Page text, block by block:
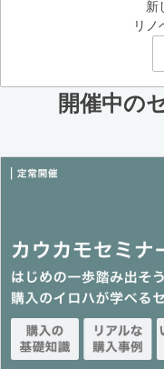
新
リノ
開催中の